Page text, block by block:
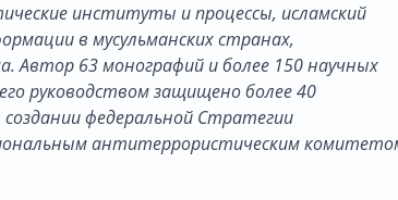
институты и процессы, исламский
в мусульманских странах,
Автор 63 монографий и более 150 научных
руководством защищено более 40
федеральной Стратегии
антитеррористическим